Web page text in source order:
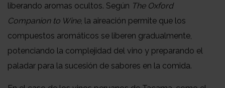
liberando aromas ocultos. Según The Oxford
Companion to Wine, la aireación permite que los
compuestos aromáticos se liberen gradualmente,
potenciando la complejidad del vino y preparando el
paladar para la sucesión de sabores en la comida.